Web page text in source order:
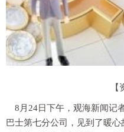
【
8月24日下午，观海新闻记
巴士第七分公司，见到了暖